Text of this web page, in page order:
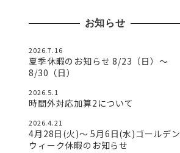
お知らせ
2026.7.16
夏季休暇のお知らせ 8/23（日）〜
8/30（日）
2026.5.1
時間外対応加算2について
2026.4.21
4月28日(火)〜 5月6日(水)ゴールデン
ウィーク休暇のお知らせ